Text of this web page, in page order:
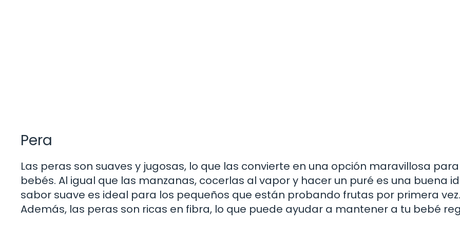
Pera
Las peras son suaves y jugosas, lo que las convierte en una opción maravillosa
bebés. Al igual que las manzanas, cocerlas al vapor y hacer un puré es una buena
sabor suave es ideal para los pequeños que están probando frutas por primera vez.
Además, las peras son ricas en fibra, lo que puede ayudar a mantener a tu bebé